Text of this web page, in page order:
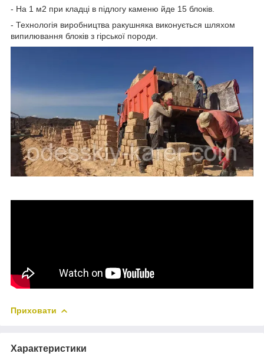
- На 1 м2 при кладці в підлогу каменю йде 15 блоків.
- Технологія виробництва ракушняка виконується шляхом
випилювання блоків з гірської породи.
Приховати
Характеристики